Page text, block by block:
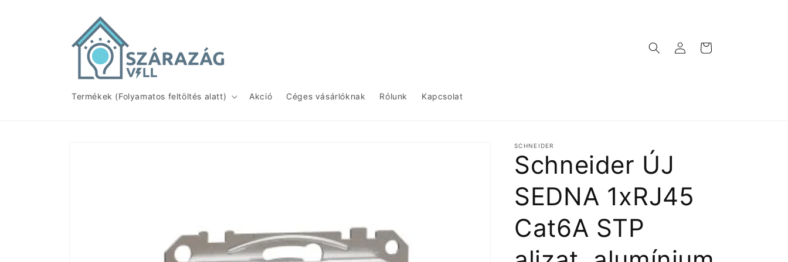
Termékek (Folyamatos feltöltés alatt) Akció Céges vásárlóknak Rólunk Kapcsolat
Bejelentkezés
Kosár
SCHNEIDER
Schneider ÚJ
SEDNA 1xRJ45
Cat6A STP